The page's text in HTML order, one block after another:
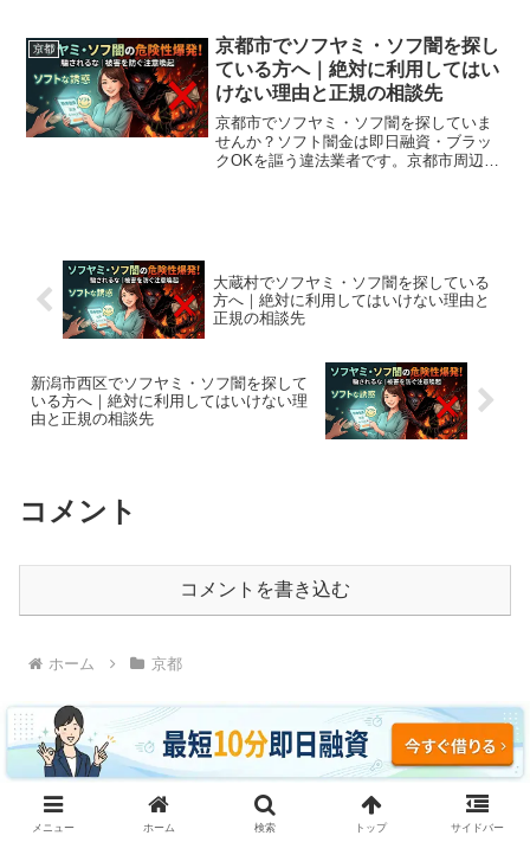
ずお読みください。
京都
京都市でソフヤミ・ソフ闇を探し
ている方へ｜絶対に利用してはい
けない理由と正規の相談先
京都市でソフヤミ・ソフ闇を探していま
せんか？ソフト闇金は即日融資・ブラッ
クOKを謳う違法業者です。京都市周辺で
大蔵村でソフヤミ・ソフ闇を探している
方へ｜絶対に利用してはいけない理由と
正規の相談先
新潟市西区でソフヤミ・ソフ闇を探して
いる方へ｜絶対に利用してはいけない理
由と正規の相談先
コメント
コメントを書き込む
ホーム 京都
ソフヤミ・ソフ闇に騙されるな｜即日融資・ブラッ
メニュー ホーム 検索 トップ サイドバー